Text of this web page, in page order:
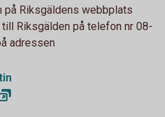
på Riksgäldens webbplats
Riksgälden på telefon nr 08-
adressen